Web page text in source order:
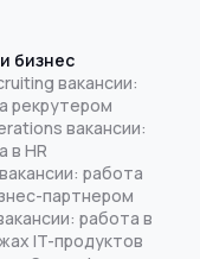
бизнес
вакансии:
рекрутером
вакансии:
в HR
работа
партнером
работа в
IT-продуктов